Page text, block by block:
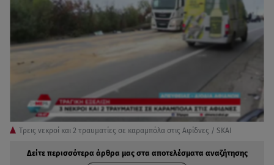
Τρεις νεκροί και 2 τραυματίες σε καραμπόλα στις Αφίδνες / SKAI
Δείτε περισσότερα άρθρα μας στα αποτελέσματα αναζήτησης